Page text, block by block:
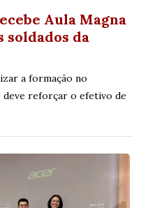
Aula Magna
soldados da
a formação no
deve reforçar o efetivo de